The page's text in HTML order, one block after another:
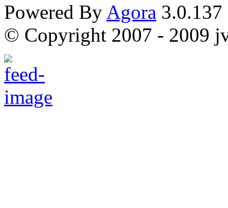
Powered By Agora 3.0.137
© Copyright 2007 - 2009